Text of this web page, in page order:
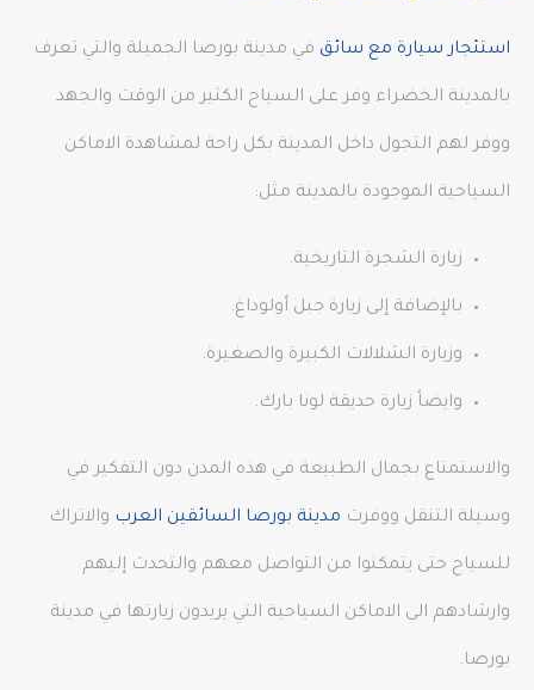
استئجار سيارة مع سائق في مدينة بورصا الجميلة والتي تعرف
بالمدينة الخضراء وفر على السياح الكثير من الوقت والجهد
ووفر لهم التجول داخل المدينة بكل راحة لمشاهدة الاماكن
السياحية الموجودة بالمدينة مثل:
زيارة الشجرة التاريخية.
بالإضافة إلى زيارة جبل أولوداغ.
وزيارة الشلالات الكبيرة والصغيرة.
وايضاً زيارة حديقة لونا بارك.
والاستمتاع بجمال الطبيعة في هذه المدن دون التفكير في
وسيلة التنقل ووفرت مدينة بورصا السائقين العرب والاتراك
للسياح حتى يتمكنوا من التواصل معهم والتحدث إليهم
وارشادهم الى الاماكن السياحية التي يريدون زيارتها في مدينة
بورصا.